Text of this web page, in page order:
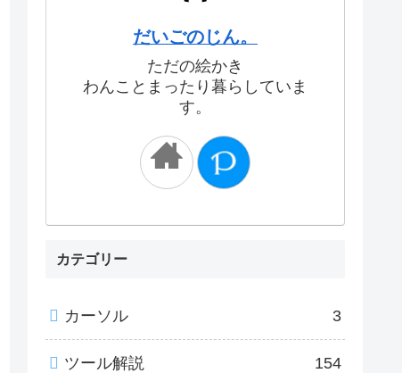
だいごのじん。
ただの絵かき
わんことまったり暮らしていま
す。
カテゴリー
カーソル 3
ツール解説 154